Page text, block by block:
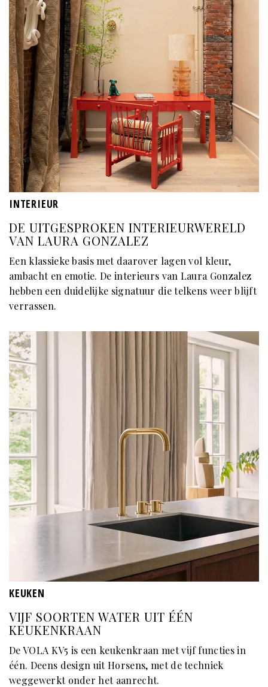
INTERIEUR
DE UITGESPROKEN INTERIEURWERELD
VAN LAURA GONZALEZ
Een klassieke basis met daarover lagen vol kleur,
ambacht en emotie. De interieurs van Laura Gonzalez
hebben een duidelijke signatuur die telkens weer blijft
verrassen.
KEUKEN
VIJF SOORTEN WATER UIT ÉÉN
KEUKENKRAAN
De VOLA KV5 is een keukenkraan met vijf functies in
één. Deens design uit Horsens, met de techniek
weggewerkt onder het aanrecht.